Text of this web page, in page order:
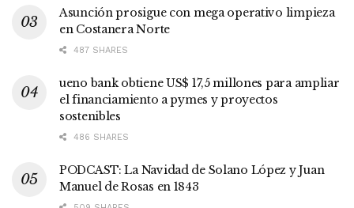
Asunción prosigue con mega operativo limpieza
en Costanera Norte
487 SHARES
ueno bank obtiene US$ 17,5 millones para ampliar
el financiamiento a pymes y proyectos
sostenibles
486 SHARES
PODCAST: La Navidad de Solano López y Juan
Manuel de Rosas en 1843